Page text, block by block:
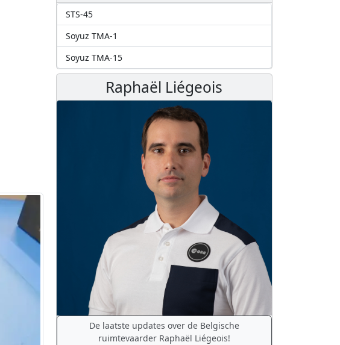
STS-45
Soyuz TMA-1
Soyuz TMA-15
Raphaël Liégeois
De laatste updates over de Belgische
ruimtevaarder Raphaël Liégeois!